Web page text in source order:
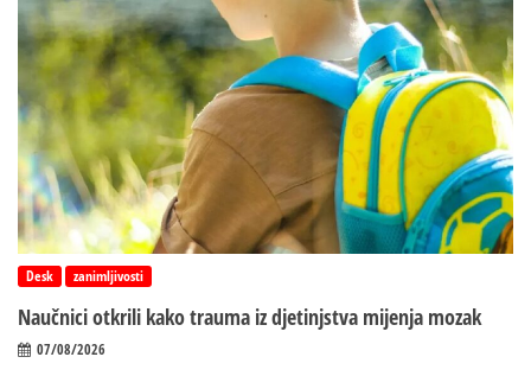
Desk zanimljivosti
Naučnici otkrili kako trauma iz d‌jetinjstva mijenja mozak
07/08/2026